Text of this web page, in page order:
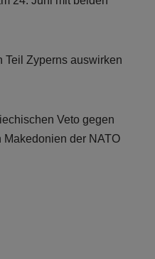
Teil Zyperns auswirken
Veto gegen
Makedonien der NATO